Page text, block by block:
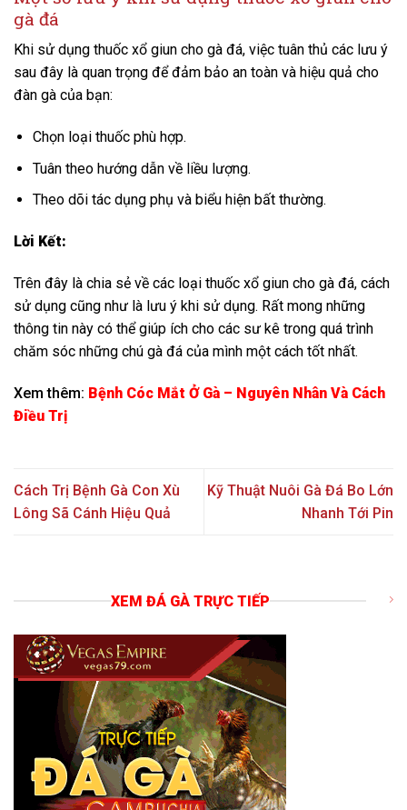
gà đá
Khi sử dụng thuốc xổ giun cho gà đá, việc tuân thủ các lưu ý
sau đây là quan trọng để đảm bảo an toàn và hiệu quả cho
đàn gà của bạn:
Chọn loại thuốc phù hợp.
Tuân theo hướng dẫn về liều lượng.
Theo dõi tác dụng phụ và biểu hiện bất thường.
Lời Kết:
Trên đây là chia sẻ về các loại thuốc xổ giun cho gà đá, cách
sử dụng cũng như là lưu ý khi sử dụng. Rất mong những
thông tin này có thể giúp ích cho các sư kê trong quá trình
chăm sóc những chú gà đá của mình một cách tốt nhất.
Xem thêm: Bệnh Cóc Mắt Ở Gà – Nguyên Nhân Và Cách
Điều Trị
Cách Trị Bệnh Gà Con Xù
Lông Sã Cánh Hiệu Quả
Kỹ Thuật Nuôi Gà Đá Bo Lớn
Nhanh Tới Pin
XEM ĐÁ GÀ TRỰC TIẾP